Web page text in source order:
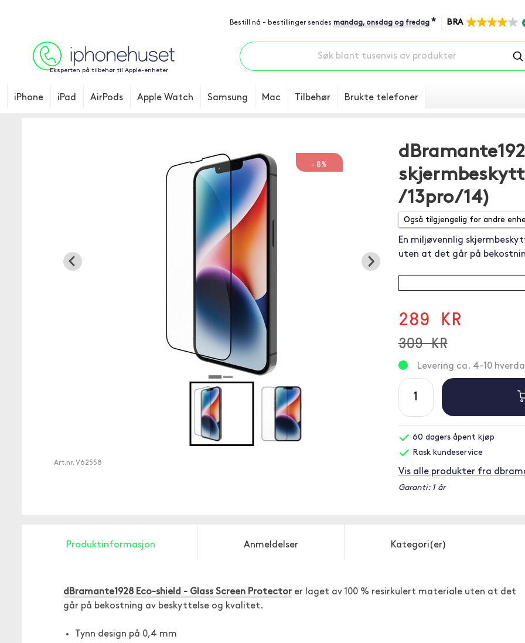
Bestill nå - bestillinger sendes mandag, onsdag og fredag * BRA
Eksperten på tilbehør til Apple-enheter
iPhone iPad AirPods Apple Watch Samsung Mac Tilbehør Brukte telefoner
-6%
Art.nr. V62558
/13pro/14)
En miljøvennlig
uten at det går på
289 KR
309 KR
Levering ca. 4-10
60 dagers åpent kjøp
Rask kundeservice
Vis alle produkter fra
Garanti: 1 år
Produktinformasjon Anmeldelser Kategori(er)
dBramante1928 Eco-shield - Glass Screen Protector er laget av 100 % resirkulert materiale uten at det
går på bekostning av beskyttelse og kvalitet.
Tynn design på 0,4 mm